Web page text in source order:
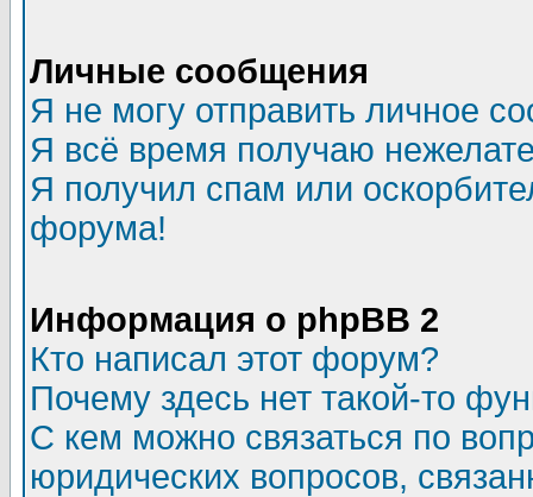
Личные сообщения
Я не могу отправить личное
Я всё время получаю
Я получил спам или
форума!
Информация о phpBB 2
Кто написал этот форум?
Почему здесь нет такой-то
С кем можно связаться по
юридических вопросов,